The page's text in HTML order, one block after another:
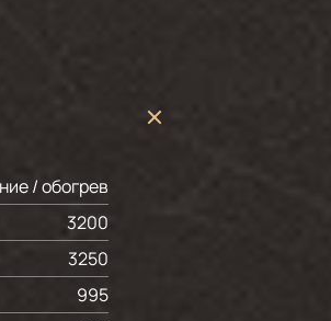
/ обогрев
3200
3250
995